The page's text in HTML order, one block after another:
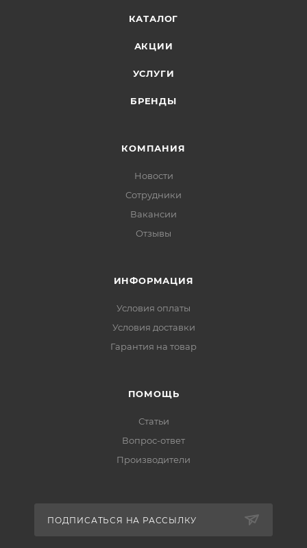
КАТАЛОГ
АКЦИИ
УСЛУГИ
БРЕНДЫ
КОМПАНИЯ
Новости
Сотрудники
Вакансии
Отзывы
ИНФОРМАЦИЯ
Условия оплаты
Условия доставки
Гарантия на товар
ПОМОЩЬ
Статьи
Вопрос-ответ
Производители
ПОДПИСАТЬСЯ НА РАССЫЛКУ